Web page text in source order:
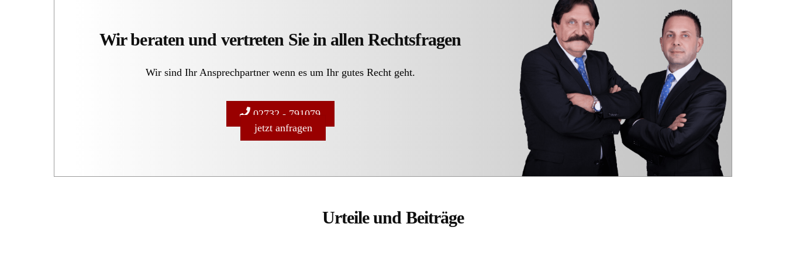
Wir beraten und vertreten Sie in allen Rechtsfragen
Wir sind Ihr Ansprechpartner wenn es um Ihr gutes Recht geht.
02732 - 791079
jetzt anfragen
Urteile und Beiträge